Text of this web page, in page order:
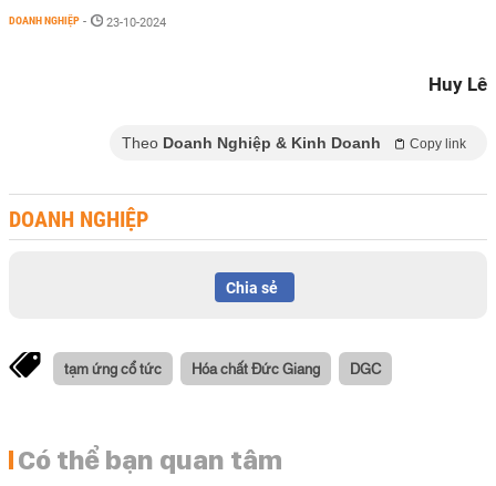
DOANH NGHIỆP - 23-10-2024
Huy Lê
Theo Doanh Nghiệp & Kinh Doanh Copy link
DOANH NGHIỆP
Chia sẻ
tạm ứng cổ tức Hóa chất Đức Giang DGC
Có thể bạn quan tâm